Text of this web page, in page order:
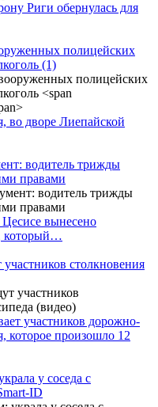
Риги обернулась для
полицейских
(1)
во дворе Лиепайской
водитель трижды
правами
вынесено
который…
столкновения
участников дорожно-
которое произошло 12
у соседа с
ID